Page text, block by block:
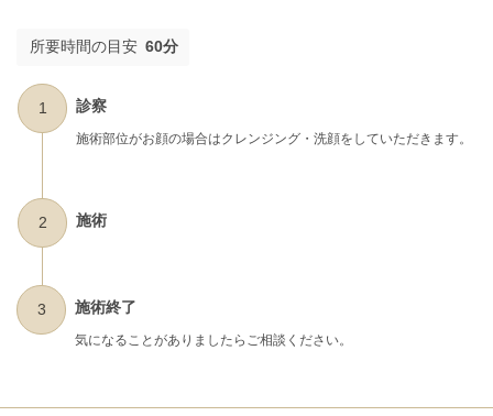
所要時間の目安 60分
1 診察
施術部位がお顔の場合はクレンジング・洗顔をしていただきます。
2 施術
3 施術終了
気になることがありましたらご相談ください。